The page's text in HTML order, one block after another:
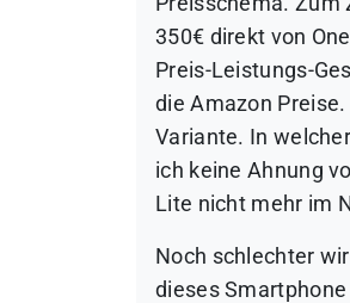
350€ direkt von
Preis-Leistungs-
die Amazon
Variante. In
ich keine Ahnung
Lite nicht mehr im
Noch schlechter
dieses